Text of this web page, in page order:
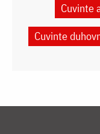
Cuvinte
Cuvinte